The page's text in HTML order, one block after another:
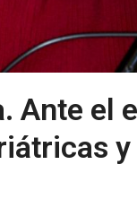
Ante el